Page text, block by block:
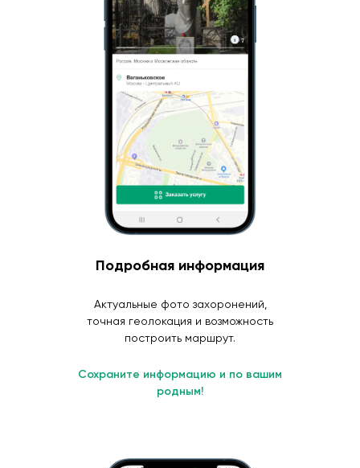
Подробная информация
Актуальные фото захоронений,
точная геолокация и возможность
построить маршрут.
Сохраните информацию и по вашим
родным!